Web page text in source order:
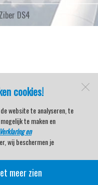
cookies!
website te analyseren, te
te maken en
en
wij beschermen je
Nieuws!
meer zien
Ziber DS4